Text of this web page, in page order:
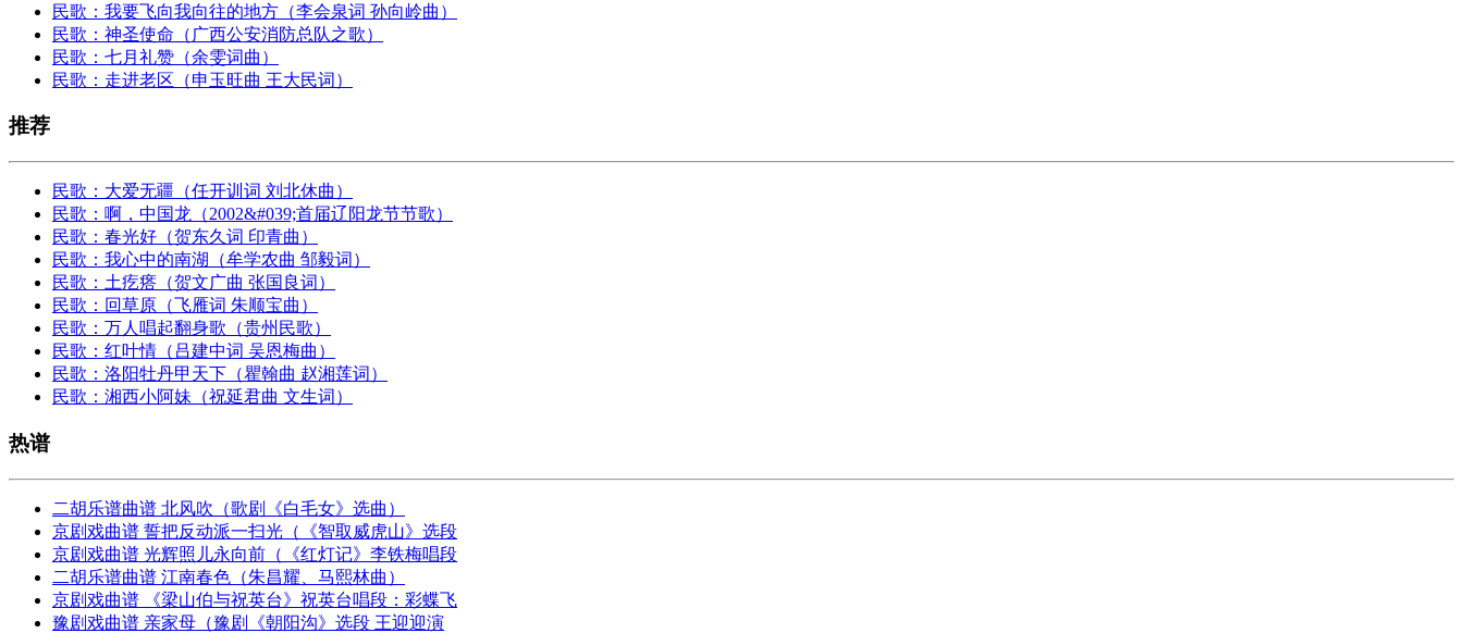
民歌：我要飞向我向往的地方（李会泉词 孙向岭曲）
民歌：神圣使命（广西公安消防总队之歌）
民歌：七月礼赞（余雯词曲）
民歌：走进老区（申玉旺曲 王大民词）
推荐
民歌：大爱无疆（任开训词 刘北休曲）
民歌：啊，中国龙（2002&#039;首届辽阳龙节节歌）
民歌：春光好（贺东久词 印青曲）
民歌：我心中的南湖（牟学农曲 邹毅词）
民歌：土疙瘩（贺文广曲 张国良词）
民歌：回草原（飞雁词 朱顺宝曲）
民歌：万人唱起翻身歌（贵州民歌）
民歌：红叶情（吕建中词 吴恩梅曲）
民歌：洛阳牡丹甲天下（瞿翰曲 赵湘莲词）
民歌：湘西小阿妹（祝延君曲 文生词）
热谱
二胡乐谱曲谱 北风吹（歌剧《白毛女》选曲）
京剧戏曲谱 誓把反动派一扫光（《智取威虎山》选段
京剧戏曲谱 光辉照儿永向前（《红灯记》李铁梅唱段
二胡乐谱曲谱 江南春色（朱昌耀、马熙林曲）
京剧戏曲谱 《梁山伯与祝英台》祝英台唱段：彩蝶飞
豫剧戏曲谱 亲家母（豫剧《朝阳沟》选段 王迎迎演